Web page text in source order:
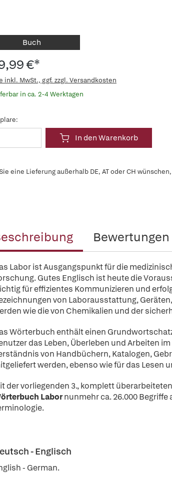
Buch
€*
inkl. MwSt., ggf. zzgl. Versandkosten
in ca. 2-4 Werktagen
In den Warenkorb
eine Lieferung außerhalb DE, AT oder CH
Bewertungen
Labor ist Ausgangspunkt für die
Gutes Englisch ist heute die
für effizientes Kommunizieren und
von Laborausstattung,
wie die von Chemikalien und der
Wörterbuch enthält einen
das Leben, Überleben und Arbeiten
von Handbüchern, Katalogen,
werden, ebenso wie für das Lesen
der vorliegenden 3., komplett
Labornunmehr ca. 26.000
- Englisch
- German.